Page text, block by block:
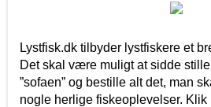
Lystfisk.dk tilbyder lystfiskere et
Det skal være muligt at sidde
”sofaen” og bestille alt det, man
nogle herlige fiskeoplevelser. Klik